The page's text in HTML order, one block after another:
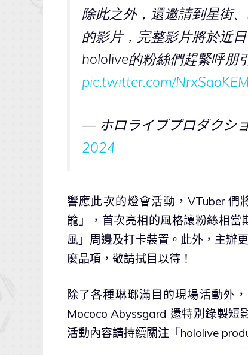
除此之外，還邀請到星街
的影片，完整影片將於近
hololive的粉絲們趕緊呼朋
pic.twitter.com/
— ホロライブプロダクシ
2024
響應此次的燈會活動，VTuber
籠」，首次亮相的風格讓粉絲相
風」周邊及打卡裝置。此外，主辦
麼品項，敬請拭目以待！
除了各種琳瑯滿目的現場活動外
Mococo Abyssgard 還特別錄製短
活動內容請持續關注「hololive